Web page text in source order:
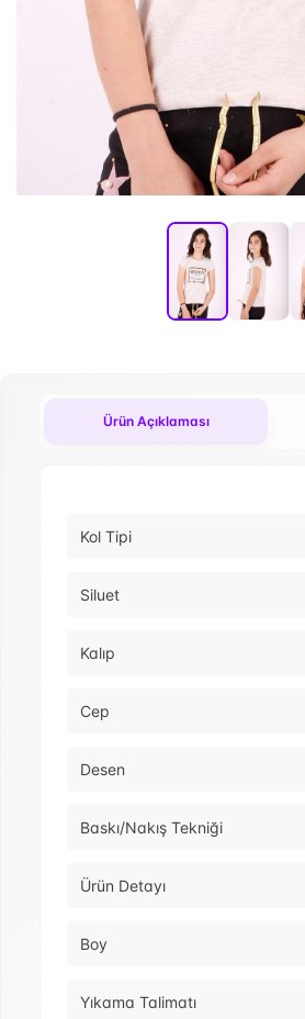
Ürün Açıklaması
Kol Tipi
Siluet
Kalıp
Cep
Desen
Baskı/Nakış Tekniği
Ürün Detayı
Boy
Yıkama Talimatı